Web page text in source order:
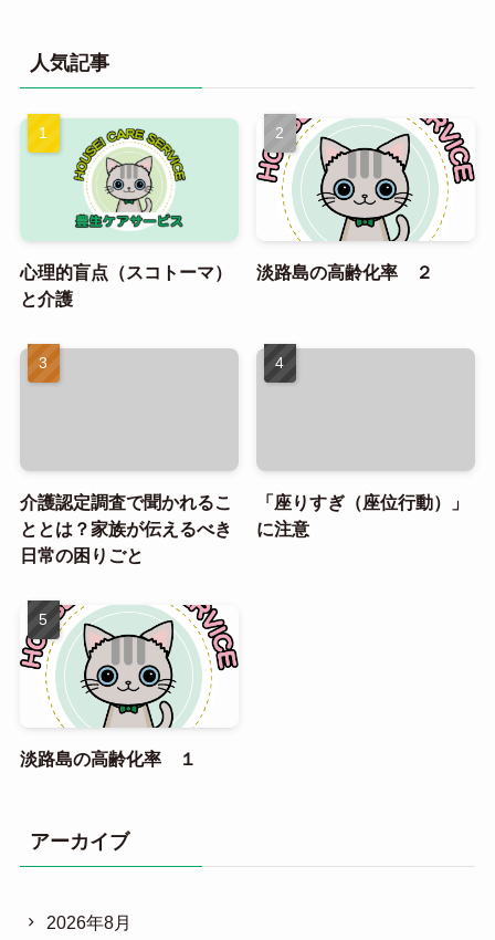
人気記事
心理的盲点（スコトーマ）
と介護
淡路島の高齢化率 ２
介護認定調査で聞かれるこ
ととは？家族が伝えるべき
日常の困りごと
「座りすぎ（座位行動）」
に注意
淡路島の高齢化率 １
アーカイブ
2026年8月